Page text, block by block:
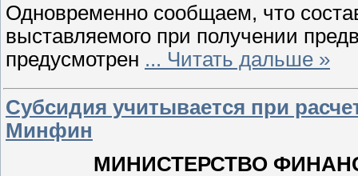
Одновременно сообщаем, что
выставляемого при получении
предусмотрен ... Читать дальше »
Субсидия учитывается при
Минфин
МИНИСТЕРСТВО